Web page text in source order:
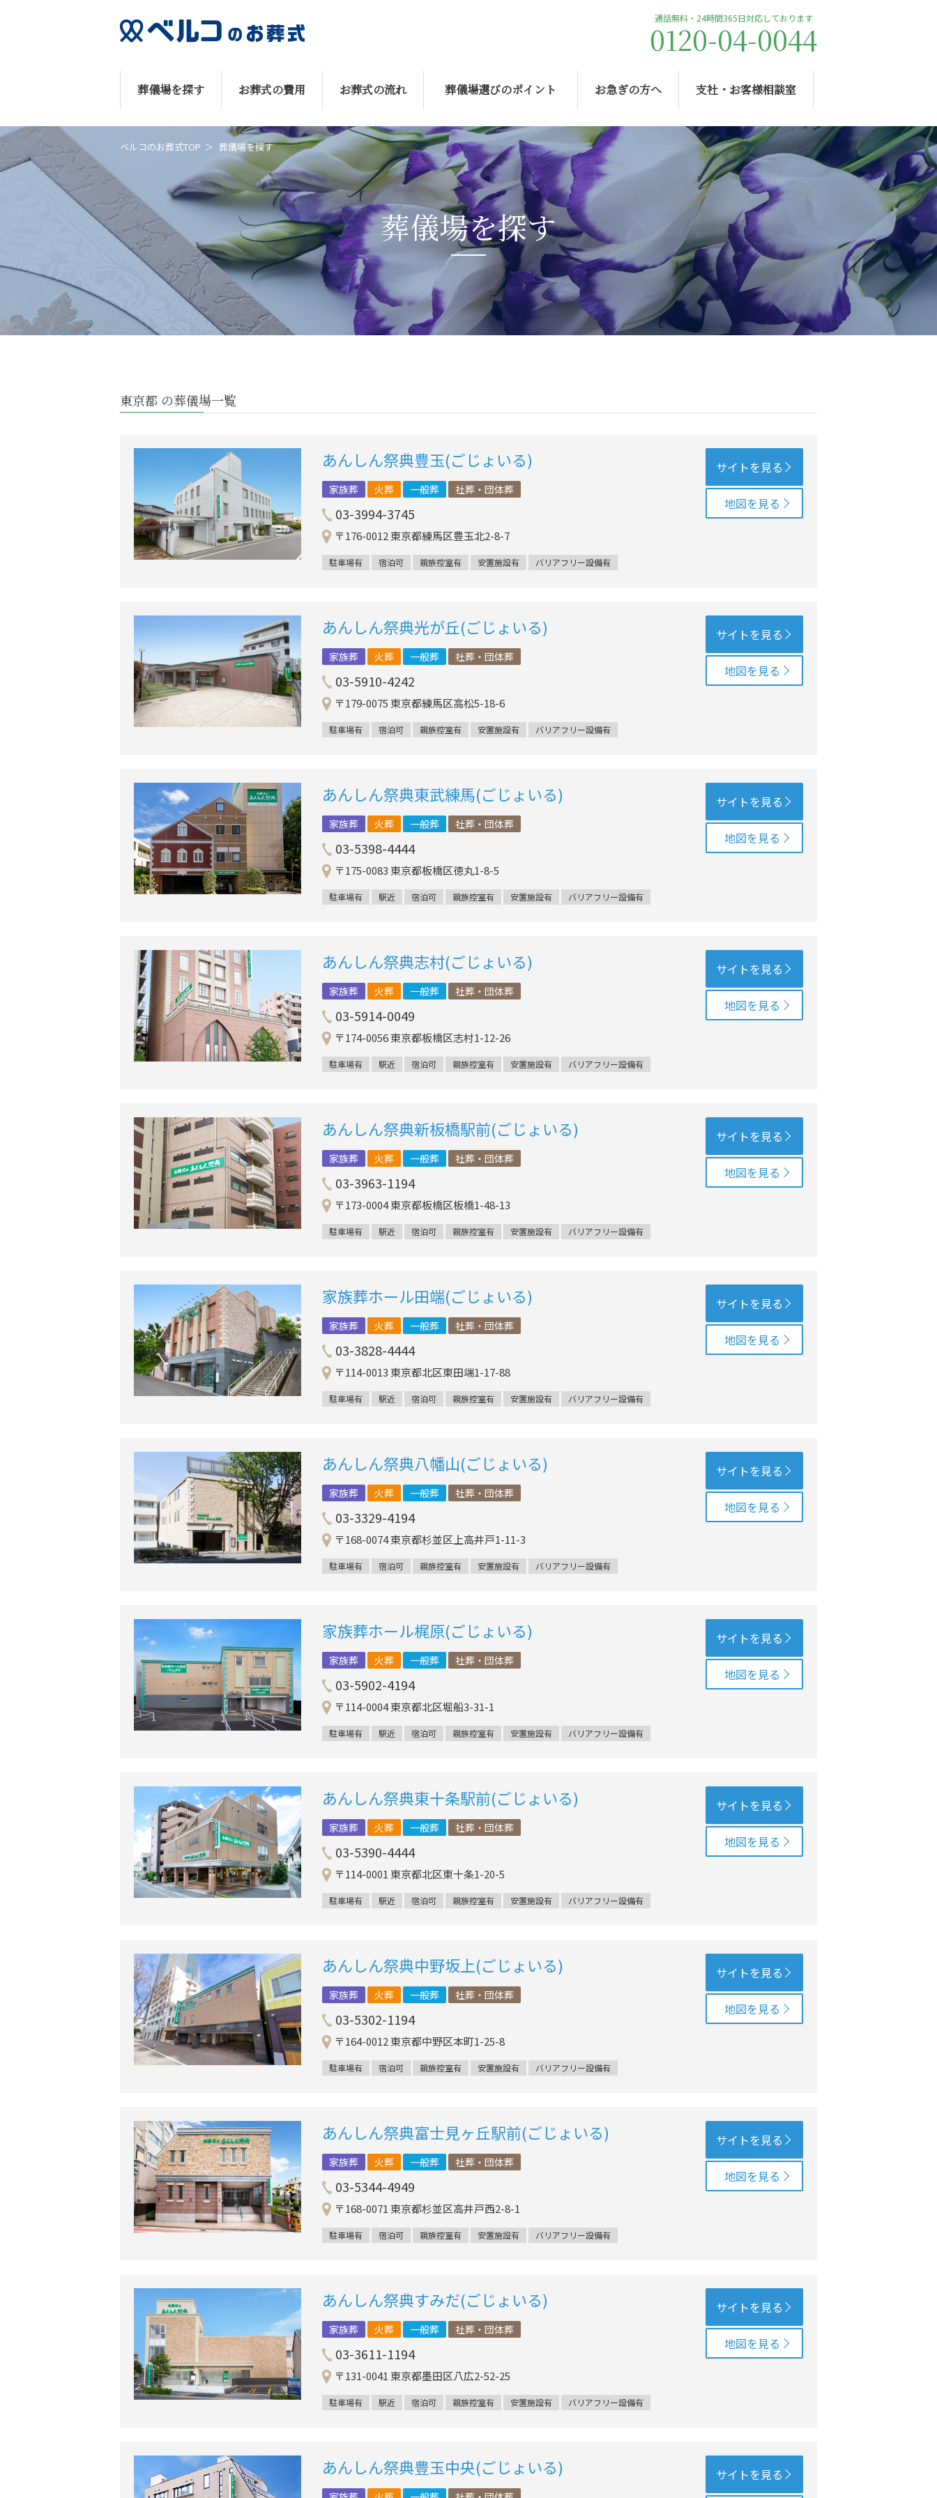
通話無料・24時間365日対応しております
0120-04-0044
葬儀場を探す お葬式の費用 お葬式の流れ 葬儀場選びのポイント お急ぎの方へ 支社・お客様相談室
ベルコのお葬式TOP 葬儀場を探す
葬儀場を探す
東京都 の葬儀場一覧
あんしん祭典豊玉(ごじょいる)
家族葬 火葬 一般葬 社葬・団体葬
03-3994-3745
〒176-0012 東京都練馬区豊玉北2-8-7
駐車場有 宿泊可 親族控室有 安置施設有 バリアフリー設備有
サイトを見る
地図を見る
あんしん祭典光が丘(ごじょいる)
家族葬 火葬 一般葬 社葬・団体葬
03-5910-4242
〒179-0075 東京都練馬区高松5-18-6
駐車場有 宿泊可 親族控室有 安置施設有 バリアフリー設備有
サイトを見る
地図を見る
あんしん祭典東武練馬(ごじょいる)
家族葬 火葬 一般葬 社葬・団体葬
03-5398-4444
〒175-0083 東京都板橋区徳丸1-8-5
駐車場有 駅近 宿泊可 親族控室有 安置施設有 バリアフリー設備有
サイトを見る
地図を見る
あんしん祭典志村(ごじょいる)
家族葬 火葬 一般葬 社葬・団体葬
03-5914-0049
〒174-0056 東京都板橋区志村1-12-26
駐車場有 駅近 宿泊可 親族控室有 安置施設有 バリアフリー設備有
サイトを見る
地図を見る
あんしん祭典新板橋駅前(ごじょいる)
家族葬 火葬 一般葬 社葬・団体葬
03-3963-1194
〒173-0004 東京都板橋区板橋1-48-13
駐車場有 駅近 宿泊可 親族控室有 安置施設有 バリアフリー設備有
サイトを見る
地図を見る
家族葬ホール田端(ごじょいる)
家族葬 火葬 一般葬 社葬・団体葬
03-3828-4444
〒114-0013 東京都北区東田端1-17-88
駐車場有 駅近 宿泊可 親族控室有 安置施設有 バリアフリー設備有
サイトを見る
地図を見る
あんしん祭典八幡山(ごじょいる)
家族葬 火葬 一般葬 社葬・団体葬
03-3329-4194
〒168-0074 東京都杉並区上高井戸1-11-3
駐車場有 宿泊可 親族控室有 安置施設有 バリアフリー設備有
サイトを見る
地図を見る
家族葬ホール梶原(ごじょいる)
家族葬 火葬 一般葬 社葬・団体葬
03-5902-4194
〒114-0004 東京都北区堀船3-31-1
駐車場有 駅近 宿泊可 親族控室有 安置施設有 バリアフリー設備有
サイトを見る
地図を見る
あんしん祭典東十条駅前(ごじょいる)
家族葬 火葬 一般葬 社葬・団体葬
03-5390-4444
〒114-0001 東京都北区東十条1-20-5
駐車場有 駅近 宿泊可 親族控室有 安置施設有 バリアフリー設備有
サイトを見る
地図を見る
あんしん祭典中野坂上(ごじょいる)
家族葬 火葬 一般葬 社葬・団体葬
03-5302-1194
〒164-0012 東京都中野区本町1-25-8
駐車場有 宿泊可 親族控室有 安置施設有 バリアフリー設備有
サイトを見る
地図を見る
あんしん祭典富士見ヶ丘駅前(ごじょいる)
家族葬 火葬 一般葬 社葬・団体葬
03-5344-4949
〒168-0071 東京都杉並区高井戸西2-8-1
駐車場有 宿泊可 親族控室有 安置施設有 バリアフリー設備有
サイトを見る
地図を見る
あんしん祭典すみだ(ごじょいる)
家族葬 火葬 一般葬 社葬・団体葬
03-3611-1194
〒131-0041 東京都墨田区八広2-52-25
駐車場有 駅近 宿泊可 親族控室有 安置施設有 バリアフリー設備有
サイトを見る
地図を見る
あんしん祭典豊玉中央(ごじょいる) サイトを見る